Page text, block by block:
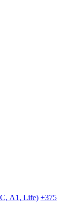
A1, Life) +375